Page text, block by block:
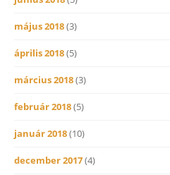
május 2018(3)
április 2018(5)
március 2018(3)
február 2018(5)
január 2018(10)
december 2017(4)